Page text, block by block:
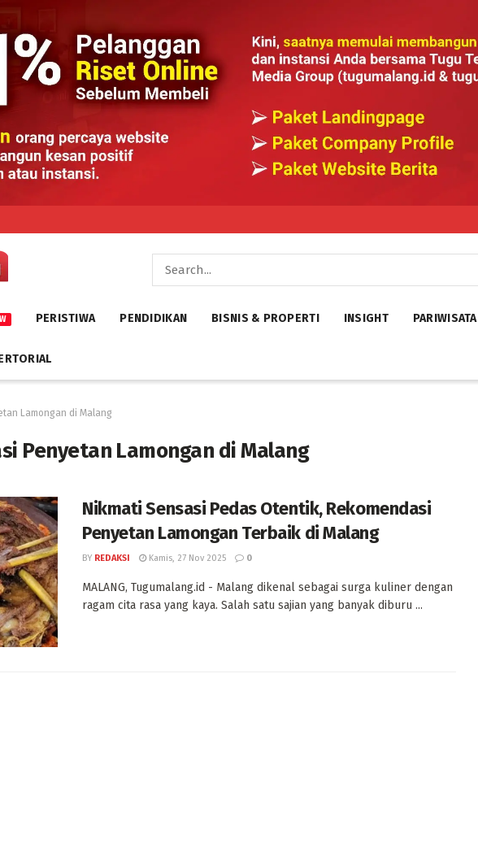
PERISTIWA PENDIDIKAN BISNIS & PROPERTI INSIGHT PARIWISATA
Lamongan di Malang
Penyetan Lamongan di Malang
Nikmati Sensasi Pedas Otentik, Rekomendasi
Penyetan Lamongan Terbaik di Malang
BY REDAKSI Kamis, 27 Nov 2025 0
MALANG, Tugumalang.id - Malang dikenal sebagai surga kuliner dengan
ragam cita rasa yang kaya. Salah satu sajian yang banyak diburu ...